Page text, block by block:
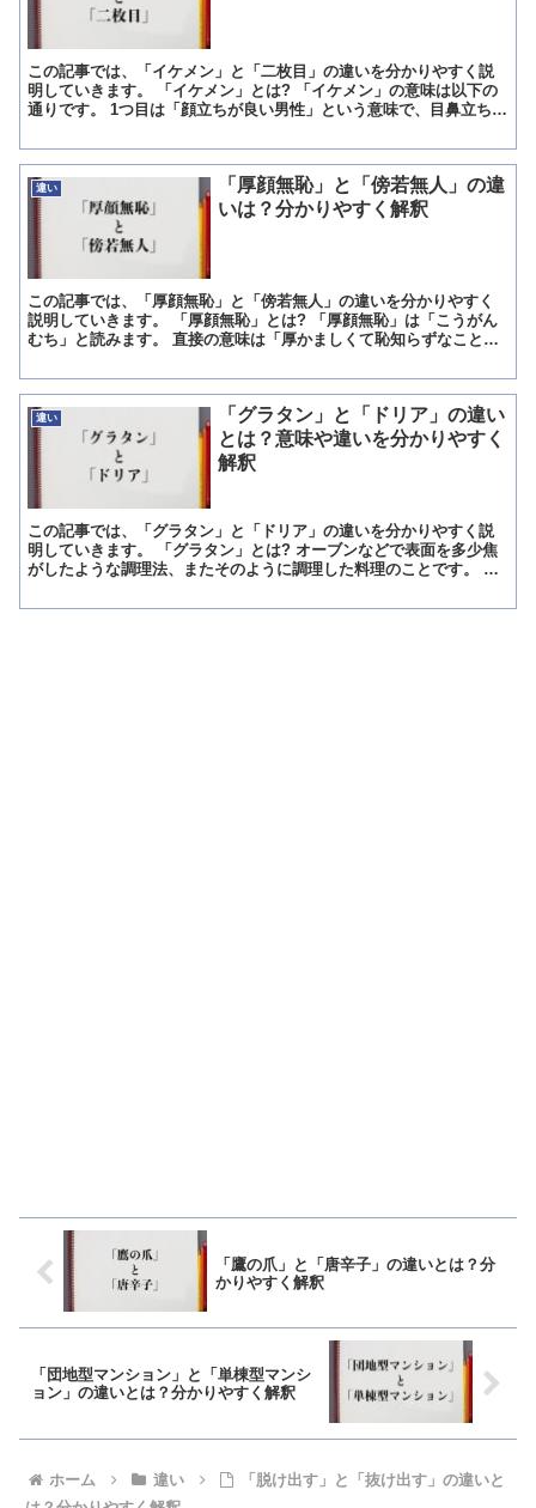
この記事では、「イケメン」と「二枚目」の違いを分かりやすく説
明していきます。 「イケメン」とは? 「イケメン」の意味は以下の
通りです。 1つ目は「顔立ちが良い男性」という意味で、目鼻立ちが
違い
「厚顔無恥」と「傍若無人」の違
いは？分かりやすく解釈
この記事では、「厚顔無恥」と「傍若無人」の違いを分かりやすく
説明していきます。 「厚顔無恥」とは? 「厚顔無恥」は「こうがん
むち」と読みます。 直接の意味は「厚かましくて恥知らずなこと」
違い
「グラタン」と「ドリア」の違い
とは？意味や違いを分かりやすく
解釈
この記事では、「グラタン」と「ドリア」の違いを分かりやすく説
明していきます。 「グラタン」とは? オーブンなどで表面を多少焦
がしたような調理法、またそのように調理した料理のことです。 フ
「鷹の爪」と「唐辛子」の違いとは？分
かりやすく解釈
「団地型マンション」と「単棟型マンシ
ョン」の違いとは？分かりやすく解釈
ホーム 違い
「脱け出す」と「抜け出す」の違いと